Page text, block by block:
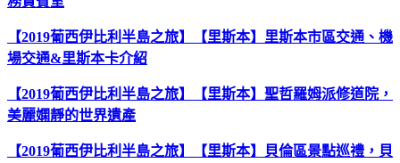
【2019葡西伊比利半島之旅】【里斯本】里斯本市區交通、機
場交通&里斯本卡介紹
【2019葡西伊比利半島之旅】【里斯本】聖哲羅姆派修道院，
美麗嫻靜的世界遺產
【2019葡西伊比利半島之旅】【里斯本】貝倫區景點巡禮，貝